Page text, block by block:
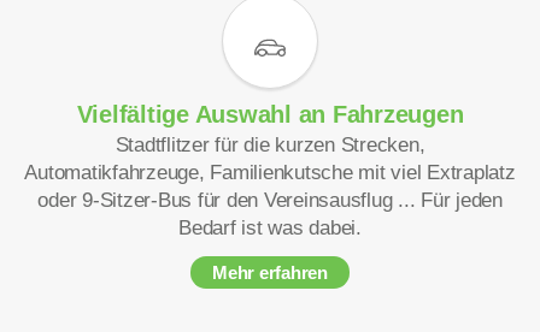
Vielfältige Auswahl an Fahrzeugen
Stadtflitzer für die kurzen Strecken,
Automatikfahrzeuge, Familienkutsche mit viel Extraplatz
oder 9-Sitzer-Bus für den Vereinsausflug ... Für jeden
Bedarf ist was dabei.
Mehr erfahren